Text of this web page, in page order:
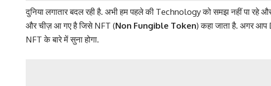
दुनिया लगातार बदल रही है. अभी हम पहले की Technology को समझ नहीं पा
और चीज़ आ गए है जिसे NFT (Non Fungible Token) कहा जाता है. अगर
NFT के बारे में सुना होगा.